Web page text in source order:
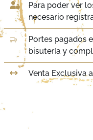
Para poder ver
necesario
Portes pagados
bisutería y
Venta Exclusiva